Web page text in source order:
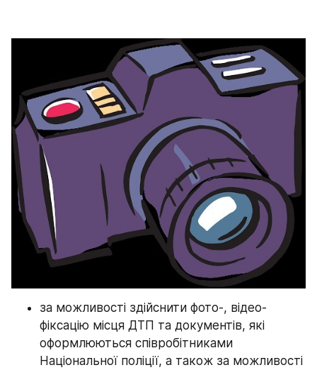
за можливості здійснити фото-, відео-
фіксацію місця ДТП та документів, які
оформлюються співробітниками
Національної поліції, а також за можливості